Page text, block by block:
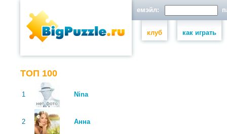
емэйл:
клуб как играть
ТОП 100
1 Nina
2 Анна